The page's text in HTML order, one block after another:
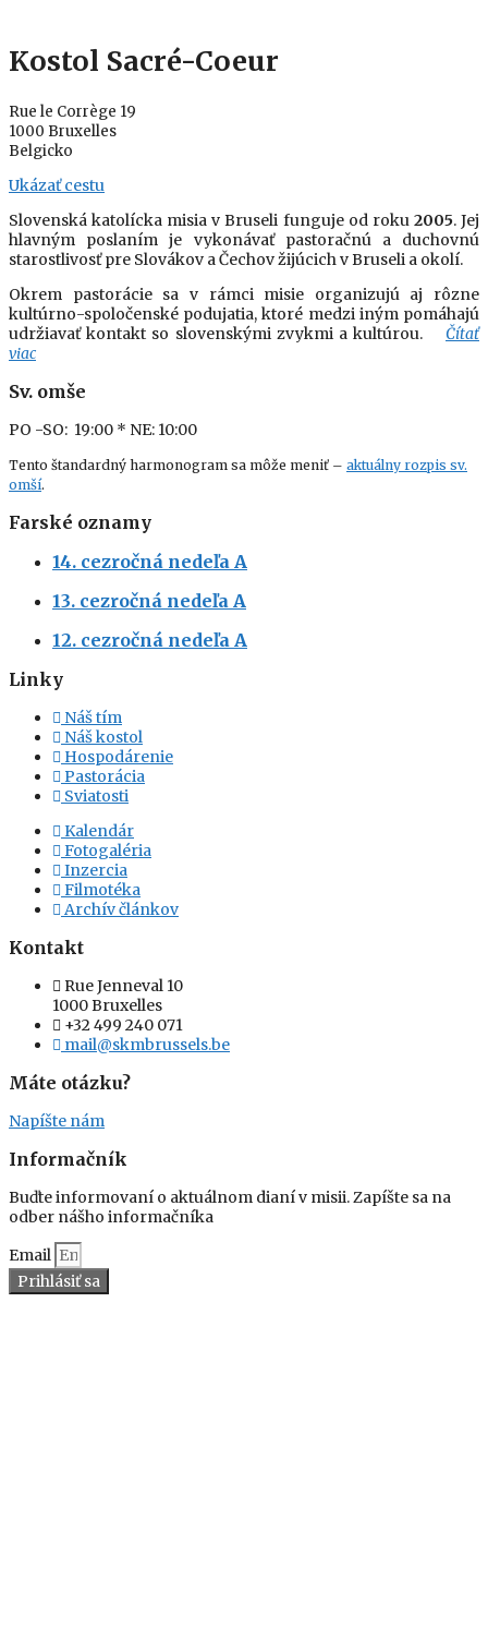
Kostol Sacré-Coeur
Rue le Corrège 19
1000 Bruxelles
Belgicko
Ukázať cestu
Slovenská katolícka misia v Bruseli funguje od roku 2005. Jej
hlavným poslaním je vykonávať pastoračnú a duchovnú
starostlivosť pre Slovákov a Čechov žijúcich v Bruseli a okolí.
Okrem pastorácie sa v rámci misie organizujú aj rôzne
kultúrno-spoločenské podujatia, ktoré medzi iným pomáhajú
udržiavať kontakt so slovenskými zvykmi a kultúrou. Čítať
viac
Sv. omše
PO -SO: 19:00 * NE: 10:00
Tento štandardný harmonogram sa môže meniť – aktuálny rozpis sv.
omší.
Farské oznamy
14. cezročná nedeľa A
13. cezročná nedeľa A
12. cezročná nedeľa A
Linky
Náš tím
Náš kostol
Hospodárenie
Pastorácia
Sviatosti
Kalendár
Fotogaléria
Inzercia
Filmotéka
Archív článkov
Kontakt
Rue Jenneval 10
1000 Bruxelles
+32 499 240 071
mail@skmbrussels.be
Máte otázku?
Napíšte nám
Informačník
Buďte informovaní o aktuálnom dianí v misii. Zapíšte sa na
odber nášho informačníka
Email
Prihlásiť sa